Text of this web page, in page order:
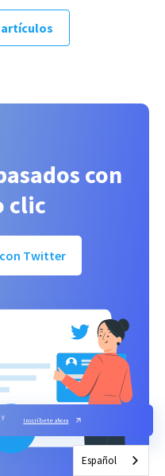
y
Inscríbete ahora
con
clic
Twitter
Español